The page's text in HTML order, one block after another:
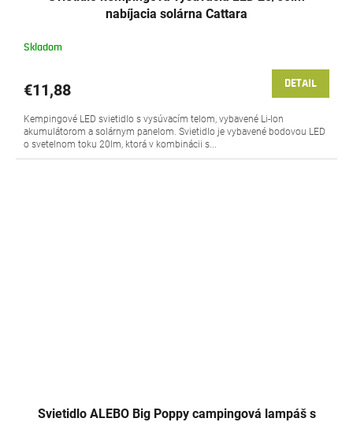
nabíjacia solárna Cattara
Skladom
€11,88 DETAIL
Kempingové LED svietidlo s vysúvacím telom, vybavené Li-Ion
akumulátorom a solárnym panelom. Svietidlo je vybavené bodovou LED
o svetelnom toku 20lm, ktorá v kombinácii s...
Svietidlo ALEBO Big Poppy campingová lampáš s